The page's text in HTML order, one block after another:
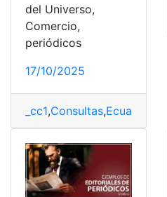
del Universo,
Comercio,
periódicos
17/10/2025
_cc1,Consultas,Ecuador